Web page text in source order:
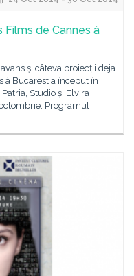
Films de Cannes à
și câteva proiecții deja
à Bucarest a început în
Studio și Elvira
Programul